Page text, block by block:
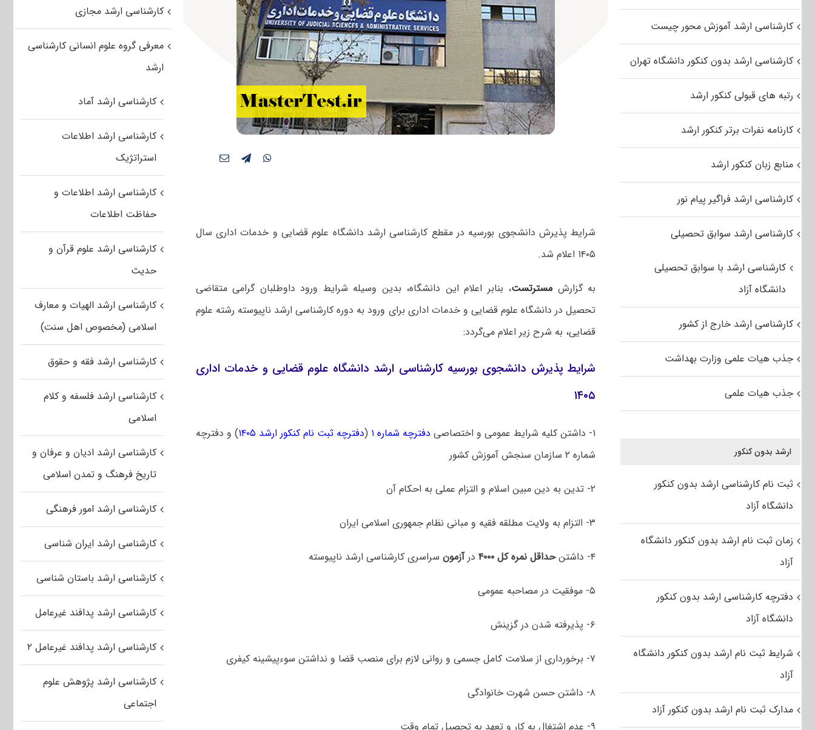
شرایط پذیرش دانشجوی بورسیه در مقطع کارشناسی ارشد دانشگاه علوم قضایی و خدمات اداری سال
۱۴۰۵ اعلام شد.
به گزارش مسترتست، بنابر اعلام این دانشگاه، بدین وسیله شرایط ورود داوطلبان گرامی متقاضی
تحصیل در دانشگاه علوم قضایی و خدمات اداری برای ورود به دوره کارشناسی ارشد ناپیوسته رشته علوم
قضایی، به شرح زیر اعلام می‌گردد:
شرایط پذیرش دانشجوی بورسیه کارشناسی ارشد دانشگاه علوم قضایی و خدمات اداری
۱۴۰۵
۱- داشتن کلیه شرایط عمومی و اختصاصی دفترچه شماره ۱ (دفترچه ثبت نام کنکور ارشد ۱۴۰۵
) و دفترچه
شماره ۲ سازمان سنجش آموزش کشور
۲- تدین به دین مبین اسلام و التزام عملی به احکام آن
۳- التزام به ولایت مطلقه فقیه و مبانی نظام جمهوری اسلامی ایران
۴- داشتن حداقل نمره کل ۴۰۰۰ درآزمونسراسری کارشناسی ارشد ناپیوسته
۵- موفقیت در مصاحبه عمومی
۶- پذیرفته شدن در گزینش
۷- برخورداری از سلامت کامل جسمی و روانی لازم برای منصب قضا و نداشتن سوءپیشینه کیفری
۸- داشتن حسن شهرت خانوادگی
۹- عدم اشتغال به کار و تعهد به تحصیل تمام وقت
کارشناسی ارشد مجازی
معرفی گروه علوم انسانی کارشناسی
ارشد
کارشناسی ارشد آماد
کارشناسی ارشد اطلاعات
استراتژیک
کارشناسی ارشد اطلاعات و
حفاظت اطلاعات
کارشناسی ارشد علوم قرآن و
حدیث
کارشناسی ارشد الهیات و معارف
اسلامی (مخصوص اهل سنت)
کارشناسی ارشد فقه و حقوق
کارشناسی ارشد فلسفه و کلام
اسلامی
کارشناسی ارشد ادیان و عرفان و
تاریخ فرهنگ و تمدن اسلامی
کارشناسی ارشد امور فرهنگی
کارشناسی ارشد ایران شناسی
کارشناسی ارشد باستان شناسی
کارشناسی ارشد پدافند غیرعامل
کارشناسی ارشد پدافند غیرعامل ۲
کارشناسی ارشد پژوهش علوم
اجتماعی
کارشناسی ارشد آموزش محور چیست
کارشناسی ارشد بدون کنکور دانشگاه تهران
رتبه های قبولی کنکور ارشد
کارنامه نفرات برتر کنکور ارشد
منابع زبان کنکور ارشد
کارشناسی ارشد فراگیر پیام نور
کارشناسی ارشد سوابق تحصیلی
کارشناسی ارشد با سوابق تحصیلی
دانشگاه آزاد
کارشناسی ارشد خارج از کشور
جذب هیات علمی وزارت بهداشت
جذب هیات علمی
ارشد بدون کنکور
ثبت نام کارشناسی ارشد بدون کنکور
دانشگاه آزاد
زمان ثبت نام ارشد بدون کنکور دانشگاه
آزاد
دفترچه کارشناسی ارشد بدون کنکور
دانشگاه آزاد
شرایط ثبت نام ارشد بدون کنکور دانشگاه
آزاد
مدارک ثبت نام ارشد بدون کنکور آزاد